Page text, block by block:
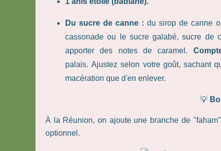
Du sucre de canne : du sirop de canne
cassonade ou le sucre galabé, sucre de
apporter des notes de caramel.
palais. Ajustez selon votre goût, sachant
macération que d'en enlever.
💡
À la Réunion, on ajoute une branche de
optionnel.